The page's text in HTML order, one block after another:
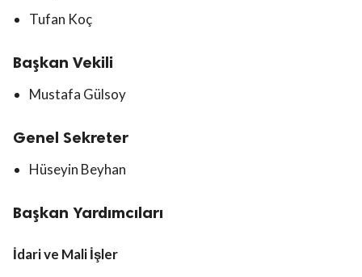
Tufan Koç
Başkan Vekili
Mustafa Gülsoy
Genel Sekreter
Hüseyin Beyhan
Başkan Yardımcıları
İdari ve Mali İşler